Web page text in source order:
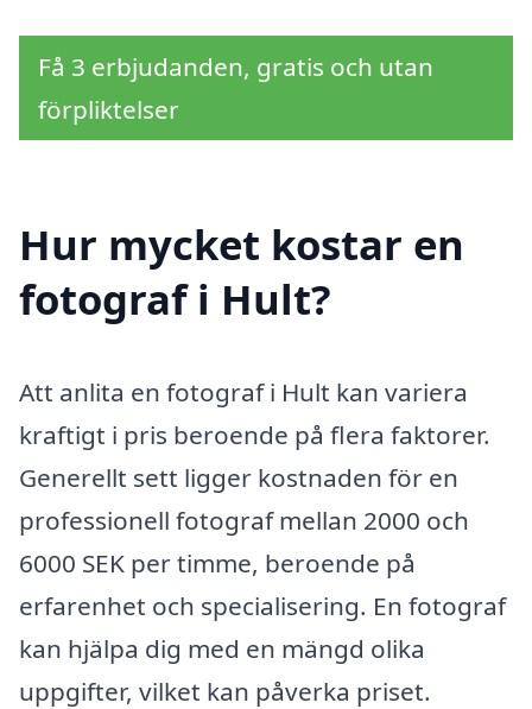
Få 3 erbjudanden, gratis och utan
förpliktelser
Hur mycket kostar en
fotograf i Hult?
Att anlita en fotograf i Hult kan variera
kraftigt i pris beroende på flera faktorer.
Generellt sett ligger kostnaden för en
professionell fotograf mellan 2000 och
6000 SEK per timme, beroende på
erfarenhet och specialisering. En fotograf
kan hjälpa dig med en mängd olika
uppgifter, vilket kan påverka priset.